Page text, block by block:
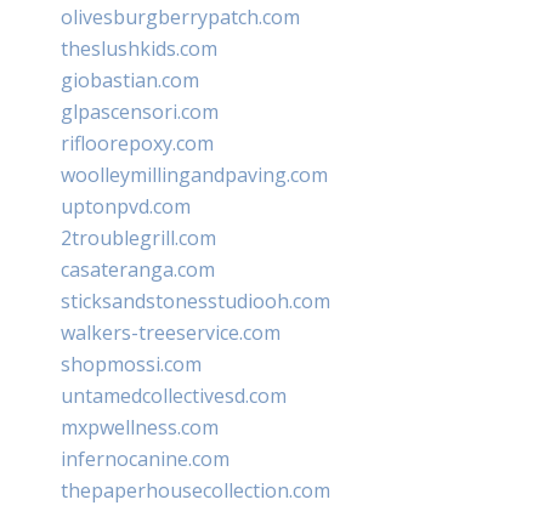
olivesburgberrypatch.com
theslushkids.com
giobastian.com
glpascensori.com
rifloorepoxy.com
woolleymillingandpaving.com
uptonpvd.com
2troublegrill.com
casateranga.com
sticksandstonesstudiooh.com
walkers-treeservice.com
shopmossi.com
untamedcollectivesd.com
mxpwellness.com
infernocanine.com
thepaperhousecollection.com